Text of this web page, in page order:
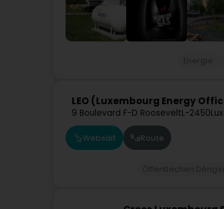
LEO (Luxembourg Energy
9 Boulevard F-D RooseveltL-2450
Websäit Route